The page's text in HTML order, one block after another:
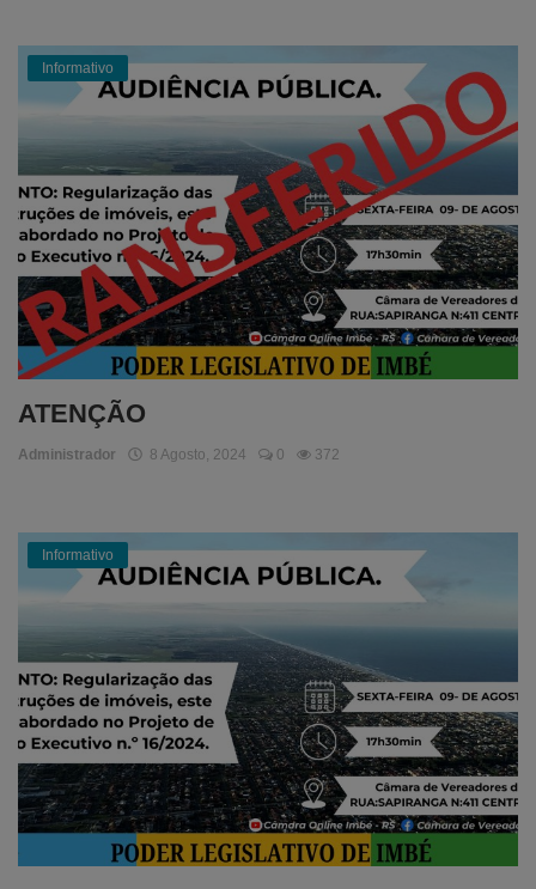
Informativo
ATENÇÃO
Administrador 8 Agosto, 2024 0 372
Informativo